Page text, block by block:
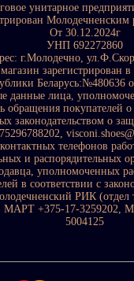
унитарное
Молодечненским
От 30.12.2024г
УНП 692272860
г.Молодечно,
зарегистрирован в
Беларусь:№480636
данные лица,
обращения покупателей
законодательством о
телефонов
и распорядительных
уполномоченных
в соответствии с
РИК (отдел
МАРТ +375-17-3259202,
5004125